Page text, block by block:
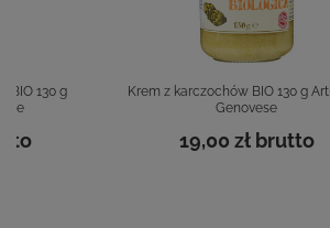
BIO 130 g
Krem z karczochów BIO 130 g
Genovese
19,00 złbrutto